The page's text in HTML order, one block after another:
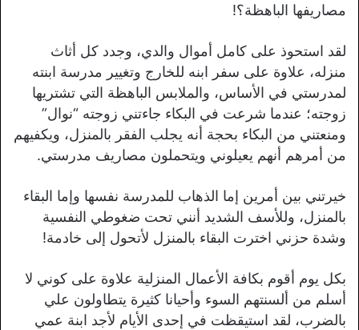
مصاريفها الباهظة؟!
لقد استحوذ على كامل أموال والدي، وجدد كل أثاث
منزله، علاوة على سفر ابنه للخارج وتغيير مدرسة ابنته
لمدرستي في الأساس، والملابس الباهظة التي تشتريها
زوجته؛ عندما شرعت في البكاء جاءتني زوجته “نوال”
ومنعتني من البكاء بحجة أنه يجلب الفقر بالمنزل، ويكفيهم
من أمرهم أنهم يعيلوني ويتحملون مصاريف مدرستي.
خيرتني بين أمرين إما الذهاب للمدرسة نفسها وإما البقاء
بالمنزل، وللأسف الشديد أنني تحت ضغوطي النفسية
وشدة حزني اخترت البقاء بالمنزل لأتحول إلى خادمة!
بكل يوم أقوم بكافة الأعمال المنزلية علاوة على كوني لا
أسلم من ألسنتهم السوء وأحيانا كثيرة يتطاولون علي
بالضرب، لقد استيقظت في إحدى الأيام لأجد ابنة عمي